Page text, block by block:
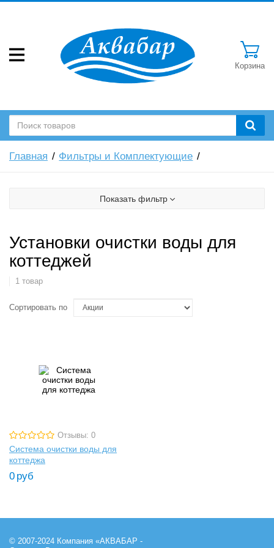
Корзина
Главная Фильтры и Комплектующие
Показать фильтр
Установки очистки воды для
коттеджей
1 товар
Сортировать по
Отзывы: 0
Система очистки воды для
коттеджа
0 руб
© 2007-2024 Компания «АКВАБАР -